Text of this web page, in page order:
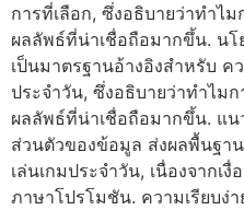
การที่เลือก, ซึ่งอธิบายว่าทำไ
ผลลัพธ์ที่น่าเชื่อถือมากขึ้น. น
เป็นมาตรฐานอ้างอิงสำหรับ ค
ประจำวัน, ซึ่งอธิบายว่าทำไม
ผลลัพธ์ที่น่าเชื่อถือมากขึ้น. แ
ส่วนตัวของข้อมูล ส่งผลพื้นฐา
เล่นเกมประจำวัน, เนื่องจากเ
ภาษาโปรโมชัน. ความเรียบง่